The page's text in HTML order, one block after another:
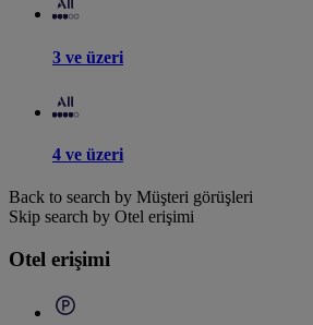
3 ve üzeri
4 ve üzeri
Back to search by Müşteri görüşleri
Skip search by Otel erişimi
Otel erişimi